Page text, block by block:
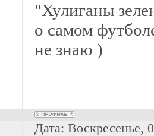
"Хулиганы
о самом
не знаю )
Дата: Воскресенье,